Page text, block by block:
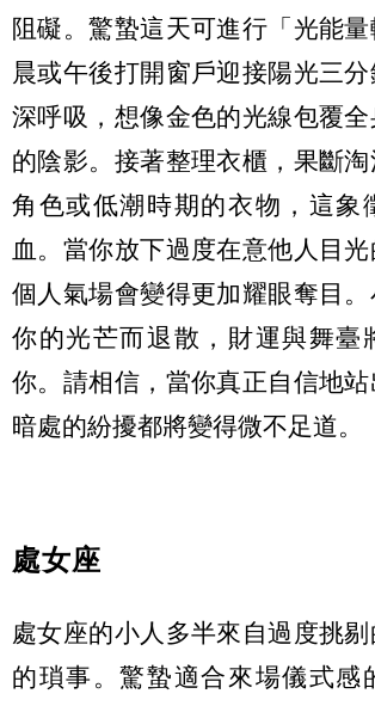
阻礙。驚蟄這天可進行「光能
晨或午後打開窗戶迎接陽光三
深呼吸，想像金色的光線包覆
的陰影。接著整理衣櫃，果斷
角色或低潮時期的衣物，這象
血。當你放下過度在意他人目
個人氣場會變得更加耀眼奪目
你的光芒而退散，財運與舞臺
你。請相信，當你真正自信地
暗處的紛擾都將變得微不足道。
處女座
處女座的小人多半來自過度挑
的瑣事。驚蟄適合來場儀式感